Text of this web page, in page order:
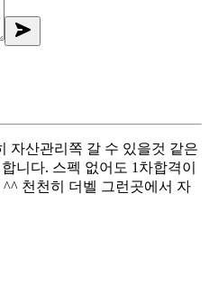
자산관리쪽 갈 수 있을것 같은
니다. 스펙 없어도 1차합격이
천천히 더벨 그런곳에서 자